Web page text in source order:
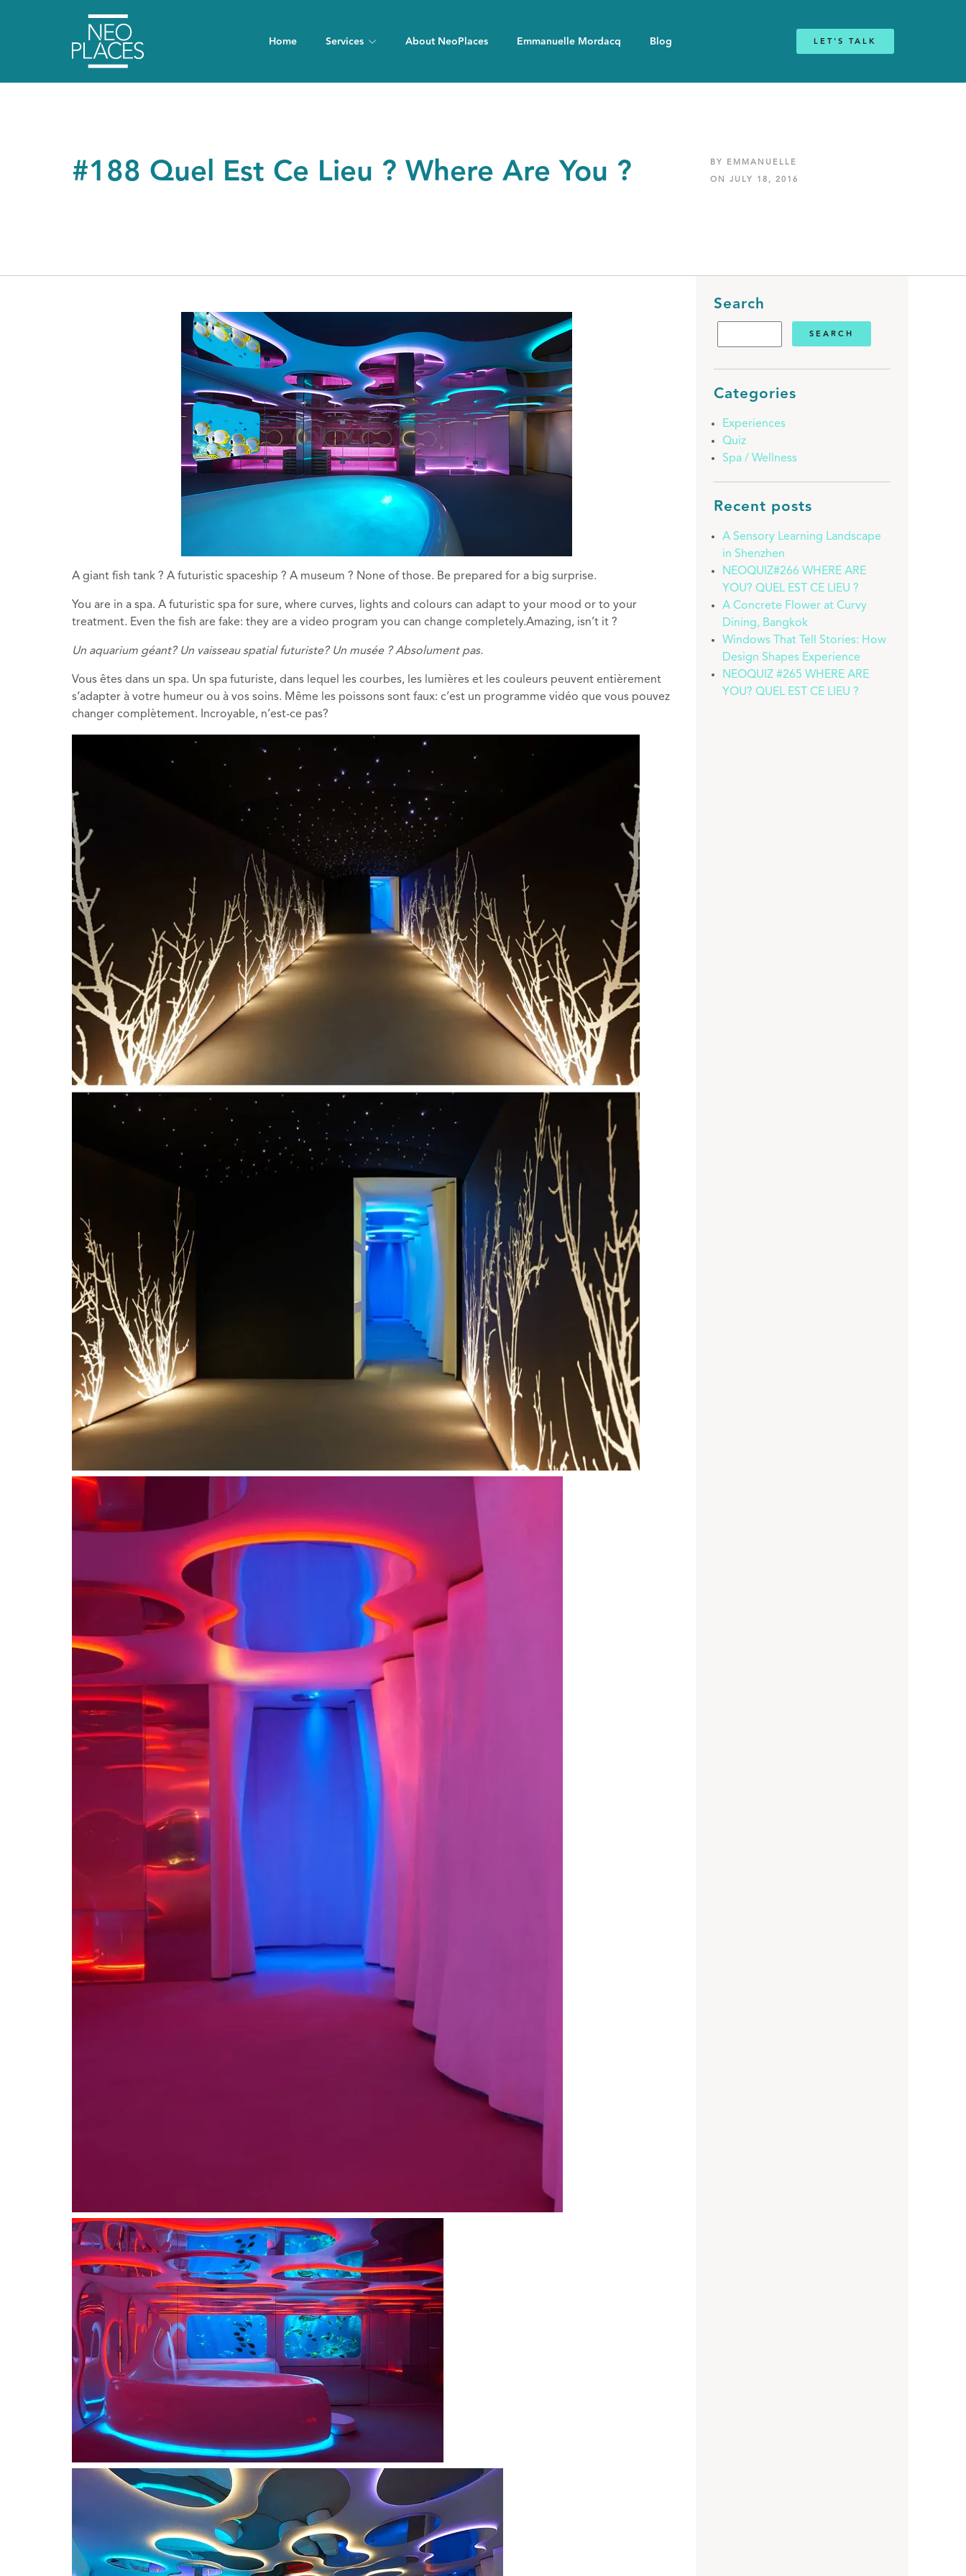
Home Services About NeoPlaces Emmanuelle Mordacq Blog LET'S TALK
#188 Quel Est Ce Lieu ? Where Are You ? BY EMMANUELLE
ON JULY 18, 2016
A giant fish tank ? A futuristic spaceship ? A museum ? None of those. Be prepared for a big surprise.
You are in a spa. A futuristic spa for sure, where curves, lights and colours can adapt to your mood or to your
treatment. Even the fish are fake: they are a video program you can change completely.Amazing, isn’t it ?
Un aquarium géant? Un vaisseau spatial futuriste? Un musée ? Absolument pas.
Vous êtes dans un spa. Un spa futuriste, dans lequel les courbes, les lumières et les couleurs peuvent entièrement
s’adapter à votre humeur ou à vos soins. Même les poissons sont faux: c’est un programme vidéo que vous pouvez
changer complètement. Incroyable, n’est-ce pas?
Search
Categories
Experiences
Quiz
Spa / Wellness
Recent posts
A Sensory Learning Landscape
in Shenzhen
NEOQUIZ#266 WHERE ARE
YOU? QUEL EST CE LIEU ?
A Concrete Flower at Curvy
Dining, Bangkok
Windows That Tell Stories: How
Design Shapes Experience
NEOQUIZ #265 WHERE ARE
YOU? QUEL EST CE LIEU ?